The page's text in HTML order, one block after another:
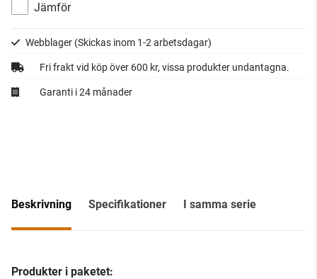
Jämför
Webblager (Skickas inom 1-2 arbetsdagar)
Fri frakt vid köp över 600 kr, vissa produkter undantagna.
Garanti i 24 månader
Beskrivning Specifikationer I samma serie
Produkter i paketet: